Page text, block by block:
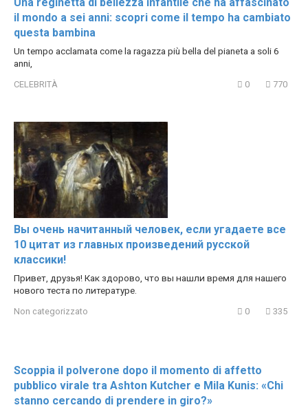
il mondo a sei anni: scopri come il tempo ha cambiato
questa bambina
Un tempo acclamata come la ragazza più bella del pianeta a soli 6
anni,
CELEBRITÀ 0 770
Вы очень начитанный человек, если угадаете все
10 цитат из главных произведений русской
классики!
Привет, друзья! Как здорово, что вы нашли время для нашего
нового теста по литературе.
Non categorizzato 0 335
Scoppia il polverone dopo il momento di affetto
pubblico virale tra Ashton Kutcher e Mila Kunis: «Chi
stanno cercando di prendere in giro?»